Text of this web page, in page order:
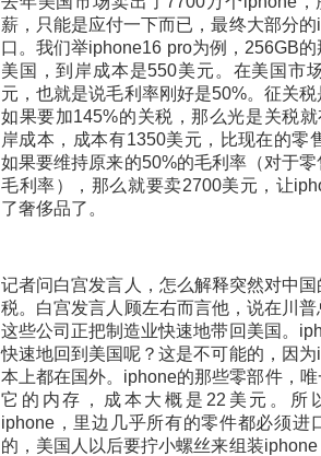
薪，只能是应付一下而已，最终大部分
口。我们举iphone16 pro为例，256GB
美国，到岸成本是550美元。在美国市
元，也就是说毛利率刚好是50%。征关
如果要加145%的关税，那么光是关税
岸成本，成本有1350美元，比现在的零
如果要维持原来的50%的毛利率（对于
毛利率），那么就要卖2700美元，让
了奢侈品了。
记者问白宫发言人，怎么解释突然对中
税。白宫发言人顾左右而言他，说在川
这些公司正把制造业快速地带回美国。
快速地回到美国呢？这是不可能的，因
本上都在国外。iphone的那些零部件，
它的内存，成本大概是22美元。所
iphone，里边几乎所有的零件都必须进
的，美国人以后要拧小螺丝来组装